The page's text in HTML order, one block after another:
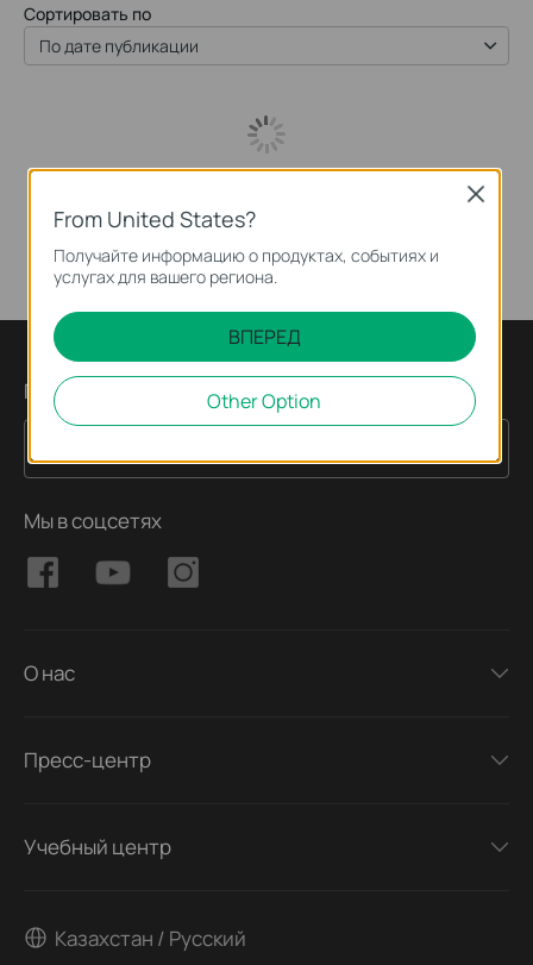
Сортировать по
По дате публикации
Подпишитесь на рассылку
Мы в соцсетях
О нас
Пресс-центр
Учебный центр
Казахстан / Русский
From United States?
Получайте информацию о продуктах, событиях и
услугах для вашего региона.
ВПЕРЕД
Other Option
Close